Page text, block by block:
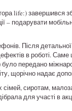
life:) завершився
– подарувати
Після
в роботі.
передано
щорічно надає
сиротам,
для участі в